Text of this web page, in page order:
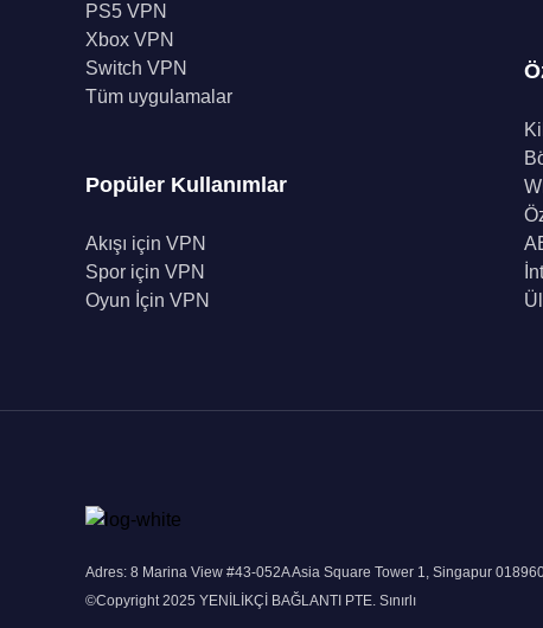
PS5 VPN
Xbox VPN
Switch VPN
Tüm uygulamalar
Popüler Kullanımlar
Akışı için VPN
Spor için VPN
Oyun İçin VPN
Adres: 8 Marina View #43-052A Asia Square Tower 1, Singapur
©Copyright 2025 YENİLİKÇİ BAĞLANTI PTE. Sınırlı